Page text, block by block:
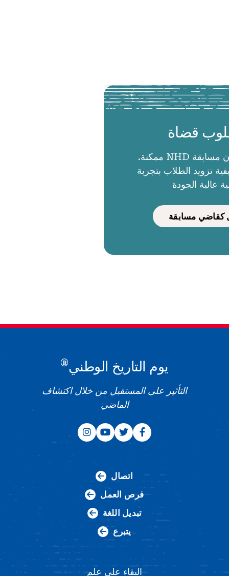
قضاة
الحكام يجعلون مسابقة NHD ممكنة.
تزويد الطلاب بتجربة
عالية الجودة
مسابقة
يوم التاريخ الوطني®
التأثير على المستقبل من خلال اكتشاف
الماضي
اتصال
فرص العمل
تبديل اللغة
يتبرع
البقاء على علم